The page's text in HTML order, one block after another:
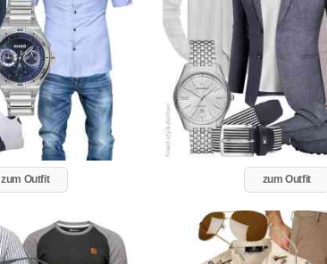
zum Outfit zum Outfit